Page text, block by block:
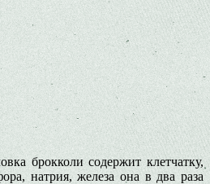
брокколи содер­жит клетчатку,
натрия, железа она в два раза